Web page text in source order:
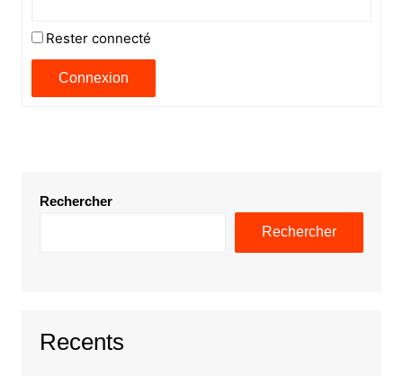
Rester connecté
Connexion
Rechercher
Rechercher
Recents